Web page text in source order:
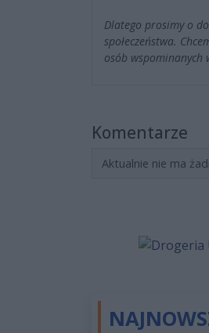
Dlatego prosimy o
społeczeństwa.
osób wspominanych
Komentarze
Aktualnie nie ma